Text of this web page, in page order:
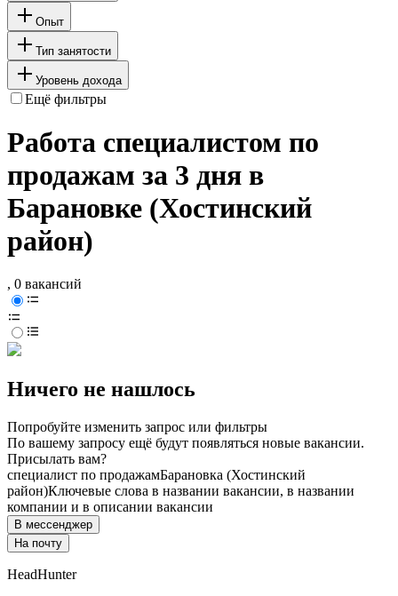
Опыт
Тип занятости
Уровень дохода
Ещё фильтры
Работа специалистом по
продажам за 3 дня в
Барановке (Хостинский
район)
, 0 вакансий
Ничего не нашлось
Попробуйте изменить запрос или фильтры
По вашему запросу ещё будут появляться новые вакансии.
Присылать вам?
специалист по продажамБарановка (Хостинский
район)Ключевые слова в названии вакансии, в названии
компании и в описании вакансии
В мессенджер
На почту
HeadHunter